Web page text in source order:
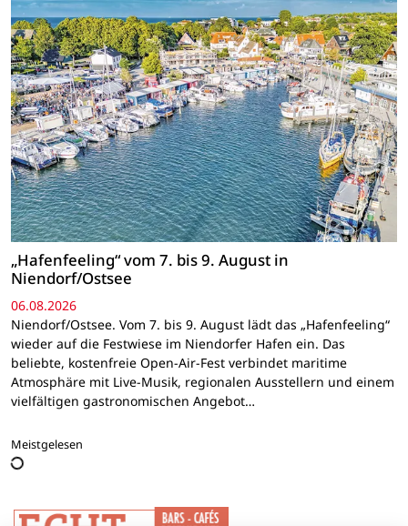
„Hafenfeeling“ vom 7. bis 9. August in
Niendorf/Ostsee
06.08.2026
Niendorf/Ostsee. Vom 7. bis 9. August lädt das „Hafenfeeling“
wieder auf die Festwiese im Niendorfer Hafen ein. Das
beliebte, kostenfreie Open-Air-Fest verbindet maritime
Atmosphäre mit Live-Musik, regionalen Ausstellern und einem
vielfältigen gastronomischen Angebot…
Meistgelesen